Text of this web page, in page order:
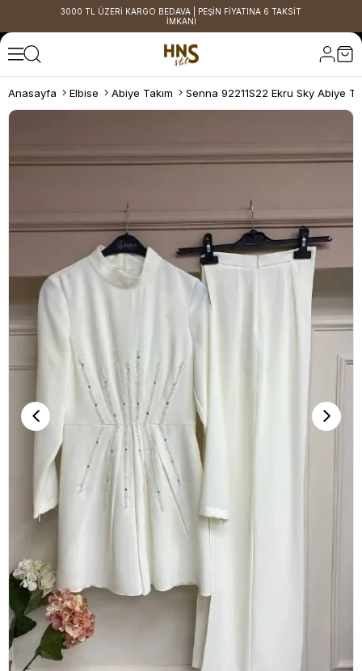
3000 TL ÜZERİ KARGO BEDAVA | PEŞİN FİYATINA 6 TAKSİT
İMKANI
Anasayfa Elbise Abiye Takım Senna 92211S22 Ekru Sky Abiye